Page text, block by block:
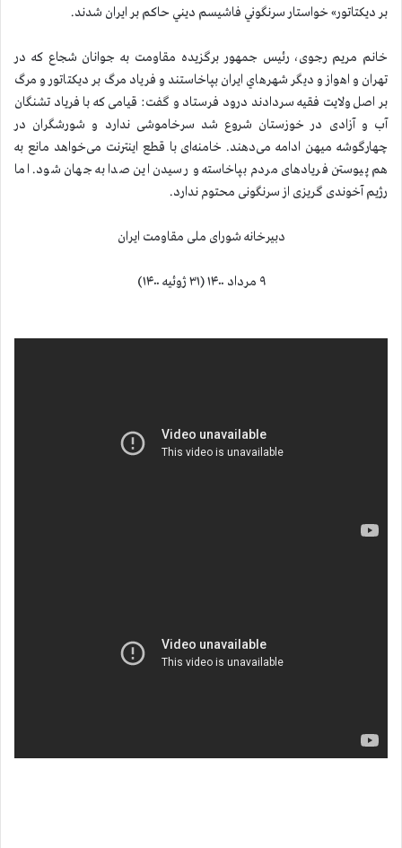
بر دیکتاتور» خواستار سرنگوني فاشيسم ديني حاكم بر ايران شدند.
خانم مریم رجوی، رئیس جمهور برگزیده مقاومت به جوانان شجاع كه در
تهران و اهواز و ديگر شهرهاي ايران بپاخاستند و فریاد مرگ بر دیكتاتور و مرگ
بر اصل ولایت فقیه سردادند درود فرستاد و گفت: قیامی كه با فریاد تشنگان
آب و آزادی در خوزستان شروع شد سرخاموشی ندارد و شورشگران در
چهارگوشه میهن ادامه می‌دهند. خامنه‌ای با قطع اینترنت می‌خواهد مانع به
هم پیوستن فریادهای مردم بپاخاسته و رسیدن این صدا به جهان شود. اما
رژیم آخوندی گریزی از سرنگونی محتوم ندارد.
دبیرخانه شورای ملی مقاومت ایران
۹ مرداد ۱۴۰۰ (۳۱ ژوئیه ۱۴۰۰)